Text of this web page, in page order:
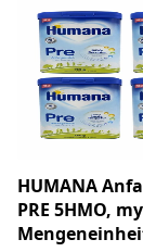
HUMANA
PRE 5HMO,